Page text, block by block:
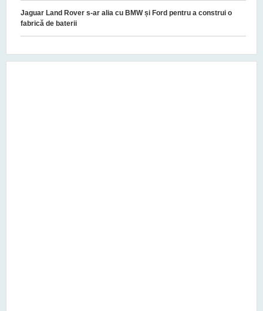
Jaguar Land Rover s-ar alia cu BMW și Ford pentru a construi o
fabrică de baterii